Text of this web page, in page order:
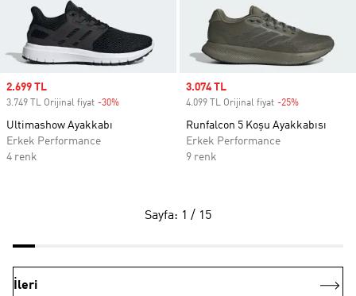
Sale price
2.699 TL
3.749 TL Orijinal fiyat -30%
Ultimashow Ayakkabı
Erkek Performance
4 renk
Sale price
3.074 TL
4.099 TL Orijinal fiyat -25%
Runfalcon 5 Koşu Ayakkabısı
Erkek Performance
9 renk
Sayfa: 1 / 15
İleri